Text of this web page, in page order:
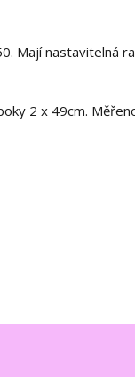
Mají nastavitelná
2 x 49cm.